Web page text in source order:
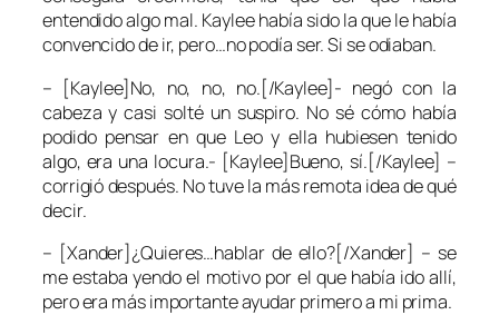
entendido algo mal. Kaylee había sido la que le había
convencido de ir, pero…no podía ser. Si se odiaban.
– [Kaylee]No, no, no, no.[/Kaylee]- negó con la
cabeza y casi solté un suspiro. No sé cómo había
podido pensar en que Leo y ella hubiesen tenido
algo, era una locura.- [Kaylee]Bueno, sí.[/Kaylee] –
corrigió después. No tuve la más remota idea de qué
decir.
– [Xander]¿Quieres…hablar de ello?[/Xander] – se
me estaba yendo el motivo por el que había ido allí,
pero era más importante ayudar primero a mi prima.